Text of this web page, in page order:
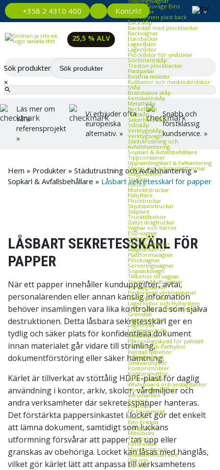
+358 2 4310 400 KontaktPlastic Storage Bins
Plastlådor
Återvunnen plast back
Backskåp
Backställ med plockbackar
Backvagnar
Eurobackar
Lagerlådor
Lagerlådor
Plocklådor för smådelar
Sortimentskåp
Treston plockbackar
Plastpallar
Rostfria möbler
Rullbanor och maskinskridskor
Skåp
Brandsäkra skåp
Kemikalieskåp
Metallskåp
Nyckelskåp
Plåtskåp
Säkerhetsskåp
Stålskåp
Verktygsskåp
Verktygsvagn
Städutrustning och
Avfallshantering
Sopkärl & Avfallsbehållare
Tippcontainer
Uppsamlingskärl & Fathantering
Stegar och arbetsplattformar
Stegtillbehör
Truckar
Eltruck
Motviktstruckar
Pallyftare
Plocktruckar
Skjutstativtruckar
Staplare
Trucktillbehör
Zallys dragtruckar
Vagnar och Kärror
ESD‑vagnar
Hyllvagnar
TRTA hyllvagnar
Magasinkärror
Plattformsvagnar
Plockvagnar
Serveringsvagnar
Sopsäcksvagn
Tillbehör till vagnar
Treston Multi vagnar
Verktygstavlor
Perforerad verktygspanel
Verktygskrokar
Lagerhyllor och Hyllsystem
FIFO‑hyllor och flödeshyllor
Grenställ
Lagerautomat
Lagerhylla
Longspan hylla
Metallhyllor
Påkörningsskydd för pallställ
Pallställ och Pallhyllor
Pallställ tillbehör
Utdragsenhet
Småvaruhyllor
Kontorsmöbler
Kontorsmattor
Kontorsstolar
Whiteboard och anslagstavlor
Kontorsskrivbord
Varumärken
Axelent
Edmolift
EP-Equipment
Kasten
Kito Erikkilä
Kongamek
Mitsubishi
Treston
Referenser
Montering och
installationsservice
Om oss
Kontakt
25,5 % ALV
Sök produkter
×
Läs mer om
våra
referensprojekt
»
Vi erbjuder ofta
europeiska
alternativ. »
Snabb och
förstklassig
kundservice. »
Hem » Produkter » Städutrustning och Avfallshantering»
Sopkärl & Avfallsbehållare » Låsbart sekretesskärl för papper
LÅSBART SEKRETESSKÄRL FÖR
PAPPER
När ett papper innehåller kunduppgifter, avtal,
personalärenden eller annan känslig information
behöver insamlingen vara lika kontrollerad som själva
destruktionen. Detta låsbara sekretesskärl ger en
tydlig och säker plats för konfidentiella dokument
innan materialet går vidare till strimling,
dokumentförstöring eller säker hämtning.
Kärlet är tillverkat av stöttålig HDPE-plast för daglig
användning i kontor, arkiv, skolor, vårdmiljöer och
andra verksamheter där sekretesspapper hanteras.
Det förstärkta pappersinkastet i locket gör det enkelt
att lämna dokument, samtidigt som luckans
utformning försvårar att papper tas upp eller
granskas av obehöriga. Locket kan låsas med hänglås,
vilket gör kärlet lätt att anpassa till verksamhetens